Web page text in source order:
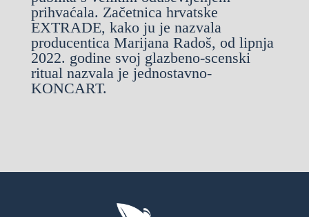
prihvaćala. Začetnica hrvatske
EXTRADE, kako ju je nazvala
producentica Marijana Radoš, od lipnja
2022. godine svoj glazbeno-scenski
ritual nazvala je jednostavno-
KONCART.